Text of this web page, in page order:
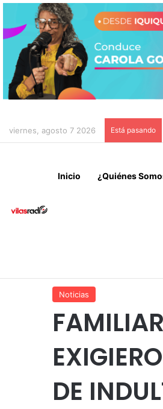
viernes, agosto 7 2026 Está pasando
Inicio ¿Quiénes
Noticias
DE